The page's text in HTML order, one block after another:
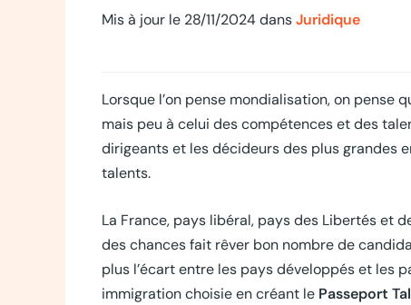
Mis à jour le 28/11/2024 dansJuridique
Lorsque l’on pense mondialisation, on pense
mais peu à celui des compétences et des
dirigeants et les décideurs des plus grandes
talents.
La France, pays libéral, pays des Libertés et
des chances fait rêver bon nombre de
plus l’écart entre les pays développés et les
immigration choisie en créant le Passeport